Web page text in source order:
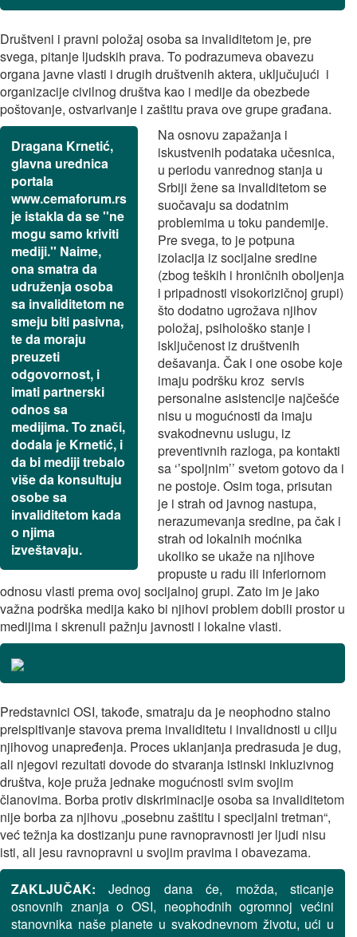
Društveni i pravni položaj osoba sa invaliditetom je, pre
svega, pitanje ljudskih prava. To podrazumeva obavezu
organa javne vlasti i drugih društvenih aktera, uključujući i
organizacije civilnog društva kao i medije da obezbede
poštovanje, ostvarivanje i zaštitu prava ove grupe građana.
Dragana Krnetić,
glavna urednica
portala
www.cemaforum.rs
je istakla da se ''ne
mogu samo kriviti
mediji.'' Naime,
ona smatra da
udruženja osoba
sa invaliditetom ne
smeju biti pasivna,
te da moraju
preuzeti
odgovornost, i
imati partnerski
odnos sa
medijima. To znači,
dodala je Krnetić, i
da bi mediji trebalo
više da konsultuju
osobe sa
invaliditetom kada
o njima
izveštavaju.
Na osnovu zapažanja i
iskustvenih podataka učesnica,
u periodu vanrednog stanja u
Srbiji žene sa invaliditetom se
suočavaju sa dodatnim
problemima u toku pandemije.
Pre svega, to je potpuna
izolacija iz socijalne sredine
(zbog teških i hroničnih oboljenja
i pripadnosti visokorizičnoj grupi)
što dodatno ugrožava njihov
položaj, psihološko stanje i
isključenost iz društvenih
dešavanja. Čak i one osobe koje
imaju podršku kroz servis
personalne asistencije najčešće
nisu u mogućnosti da imaju
svakodnevnu uslugu, iz
preventivnih razloga, pa kontakti
sa ‘’spoljnim’’ svetom gotovo da i
ne postoje. Osim toga, prisutan
je i strah od javnog nastupa,
nerazumevanja sredine, pa čak i
strah od lokalnih moćnika
ukoliko se ukaže na njihove
propuste u radu ili inferiornom
odnosu vlasti prema ovoj socijalnoj grupi. Zato im je jako
važna podrška medija kako bi njihovi problem dobili prostor u
medijima i skrenuli pažnju javnosti i lokalne vlasti.
Predstavnici OSI, takođe, smatraju da je neophodno stalno
preispitivanje stavova prema invaliditetu i invalidnosti u cilju
njihovog unapređenja. Proces uklanjanja predrasuda je dug,
ali njegovi rezultati dovode do stvaranja istinski inkluzivnog
društva, koje pruža jednake mogućnosti svim svojim
članovima. Borba protiv diskriminacije osoba sa invaliditetom
nije borba za njihovu „posebnu zaštitu i specijalni tretman“,
već težnja ka dostizanju pune ravnopravnosti jer ljudi nisu
isti, ali jesu ravnopravni u svojim pravima i obavezama.
ZAKLJUČAK: Jednog dana će, možda, sticanje
osnovnih znanja o OSI, neophodnih ogromnoj većini
stanovnika naše planete u svakodnevnom životu, ući u